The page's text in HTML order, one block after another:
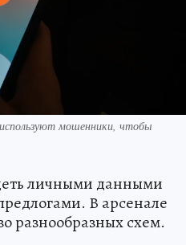
мошенники, чтобы
личными данными
В арсенале
разнообразных схем.